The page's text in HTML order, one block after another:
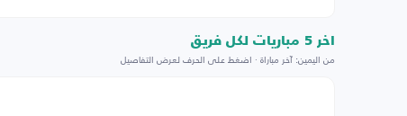
اخر 5 مباريات لكل فريق
من اليمين: آخر مباراة · اضغط على الحرف لعرض التفاصيل